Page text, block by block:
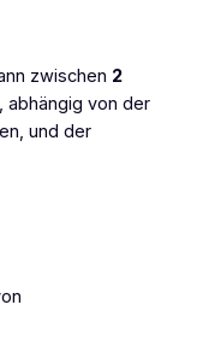
zwischen 2
abhängig von der
und der